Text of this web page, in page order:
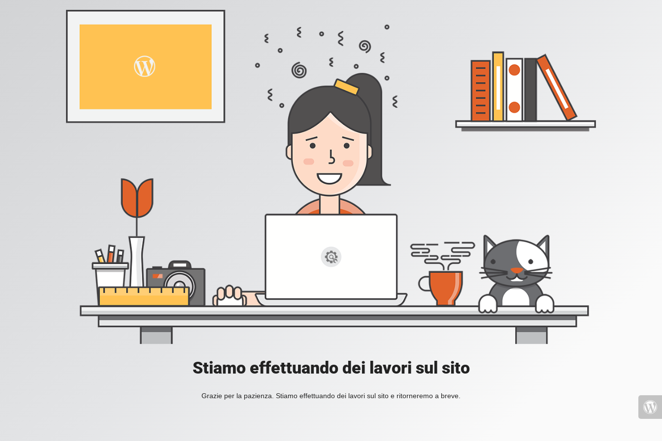
Stiamo effettuando dei lavori sul sito
Grazie per la pazienza. Stiamo effettuando dei lavori sul sito e ritorneremo a breve.